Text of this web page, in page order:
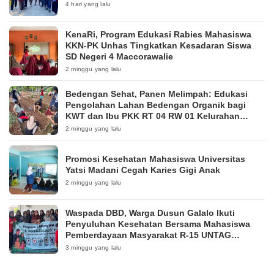
4 hari yang lalu
KenaRi, Program Edukasi Rabies Mahasiswa
KKN-PK Unhas Tingkatkan Kesadaran Siswa
SD Negeri 4 Maccorawalie
2 minggu yang lalu
Bedengan Sehat, Panen Melimpah: Edukasi
Pengolahan Lahan Bedengan Organik bagi
KWT dan Ibu PKK RT 04 RW 01 Kelurahan
Pakintelan
2 minggu yang lalu
Promosi Kesehatan Mahasiswa Universitas
Yatsi Madani Cegah Karies Gigi Anak
2 minggu yang lalu
Waspada DBD, Warga Dusun Galalo Ikuti
Penyuluhan Kesehatan Bersama Mahasiswa
Pemberdayaan Masyarakat R-15 UNTAG
Surabaya 2026
3 minggu yang lalu